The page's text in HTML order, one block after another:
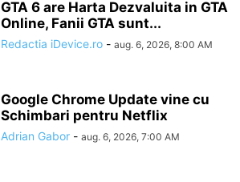
GTA 6 are Harta Dezvaluita in GTA
Online, Fanii GTA sunt...
Redactia iDevice.ro - aug. 6, 2026, 8:00 AM
Google Chrome Update vine cu
Schimbari pentru Netflix
Adrian Gabor - aug. 6, 2026, 7:00 AM